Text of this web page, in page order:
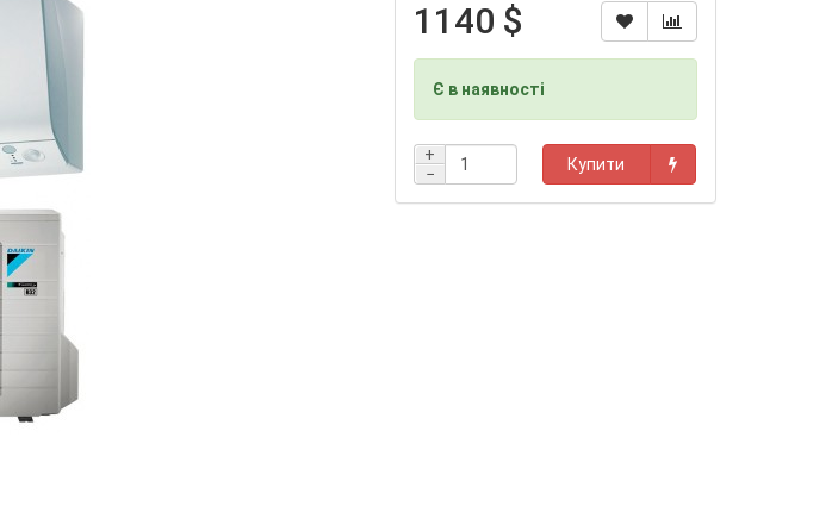
1140 $
Є в наявності
+
−
Купити